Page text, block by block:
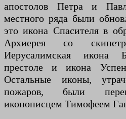
апостолов Петра и
местного ряда были
это икона Спасителя в
Архиерея со
Иерусалимская
престоле и икона
Остальные иконы,
пожаров, были
иконописцем Тимофеем